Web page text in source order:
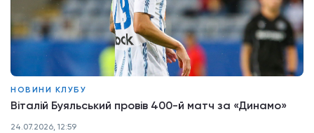
НОВИНИ КЛУБУ
Віталій Буяльський провів 400-й матч за «Динамо»
24.07.2026, 12:59